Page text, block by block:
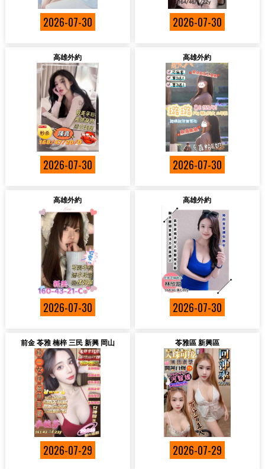
2026-07-30 2026-07-30
高雄外約
2026-07-30
高雄外約
2026-07-30
高雄外約
2026-07-30
高雄外約
2026-07-30
前金 苓雅 楠梓 三民 新興 岡山
2026-07-29
苓雅區 新興區
2026-07-29